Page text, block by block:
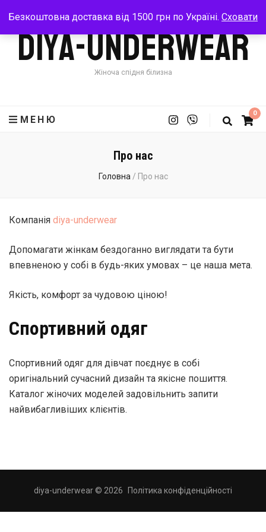
Безкоштовна доставка від 1500 грн по Україні. Сховати
Diya-Underwear
Жіноча спідня білизна
МЕНЮ
0
Про нас
Головна / Про нас
Компанія diya-underwear
Допомагати жінкам бездоганно виглядати та бути
впевненою у собі в будь-яких умовах – це наша мета.
Якість, комфорт за чудовою ціною!
Спортивний одяг
Спортивний одяг для дівчат поєднує в собі
оригінальний сучасний дизайн та якісне пошиття.
Каталог жіночих моделей задовільнить запити
найвибагливіших клієнтів.
diya-underwear © 2026 Політика конфіденційності